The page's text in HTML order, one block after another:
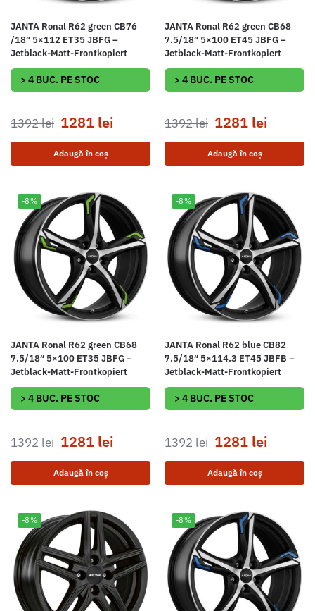
JANTA Ronal R62 green CB76
/18″ 5×112 ET35 JBFG –
Jetblack-Matt-Frontkopiert
> 4 BUC. PE STOC
1392lei 1281 lei
Adaugă în coș
JANTA Ronal R62 green CB68
7.5/18″ 5×100 ET45 JBFG –
Jetblack-Matt-Frontkopiert
> 4 BUC. PE STOC
1392lei 1281 lei
Adaugă în coș
-8%
JANTA Ronal R62 green CB68
7.5/18″ 5×100 ET35 JBFG –
Jetblack-Matt-Frontkopiert
> 4 BUC. PE STOC
1392lei 1281 lei
Adaugă în coș
-8%
JANTA Ronal R62 blue CB82
7.5/18″ 5×114.3 ET45 JBFB –
Jetblack-Matt-Frontkopiert
> 4 BUC. PE STOC
1392lei 1281 lei
Adaugă în coș
-8% -8%